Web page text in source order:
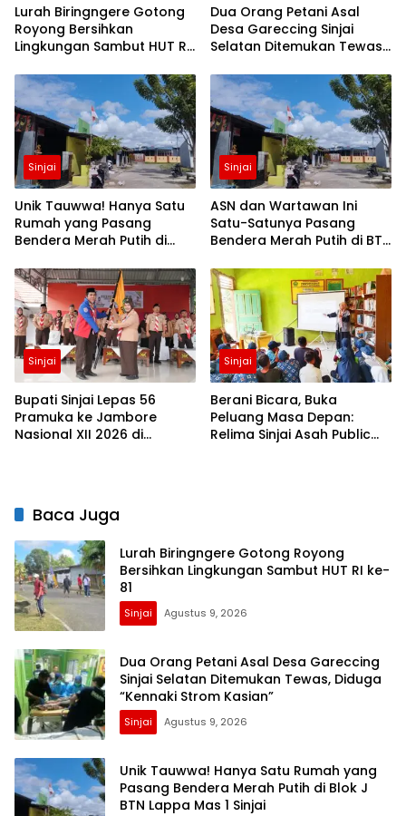
Lurah Biringngere Gotong
Royong Bersihkan
Lingkungan Sambut HUT RI
Dua Orang Petani Asal
Desa Gareccing Sinjai
Selatan Ditemukan Tewas,
Kasian”
Sinjai
Unik Tauwwa! Hanya Satu
Rumah yang Pasang
Bendera Merah Putih di
Sinjai
Sinjai
ASN dan Wartawan Ini
Satu-Satunya Pasang
Bendera Merah Putih di BTN
Sinjai
Bupati Sinjai Lepas 56
Pramuka ke Jambore
Nasional XII 2026 di
Sinjai
Berani Bicara, Buka
Peluang Masa Depan:
Relima Sinjai Asah Public
Baca Juga
Lurah Biringngere Gotong Royong
Bersihkan Lingkungan Sambut HUT RI ke-
81
Sinjai Agustus 9, 2026
Dua Orang Petani Asal Desa Gareccing
Sinjai Selatan Ditemukan Tewas, Diduga
“Kennaki Strom Kasian”
Sinjai Agustus 9, 2026
Unik Tauwwa! Hanya Satu Rumah yang
Pasang Bendera Merah Putih di Blok J
BTN Lappa Mas 1 Sinjai